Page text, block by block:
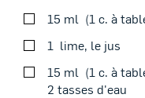
15 ml
1 c. à
1 lime, le jus
15 ml
1 c. à
2 tasses d'eau
Ajouter l’oignon et
remuant.
l’exception de la